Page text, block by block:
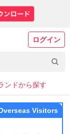
ログイン
ンドから探す
Visitors